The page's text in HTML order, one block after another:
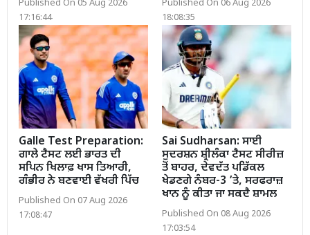
Published On 05 Aug 2026
17:16:44
Published On 06 Aug 2026
18:08:35
Galle Test Preparation:
ਗਾਲੇ ਟੈਸਟ ਲਈ ਭਾਰਤ ਦੀ
ਸਪਿਨ ਖਿਲਾਫ਼ ਖਾਸ ਤਿਆਰੀ,
ਗੰਭੀਰ ਨੇ ਬਣਵਾਈ ਵੱਖਰੀ ਪਿੱਚ
Published On 07 Aug 2026
17:08:47
Sai Sudharsan: ਸਾਈ
ਸੁਦਰਸ਼ਨ ਸ਼੍ਰੀਲੰਕਾ ਟੈਸਟ ਸੀਰੀਜ਼
ਤੋਂ ਬਾਹਰ, ਦੇਵਦੱਤ ਪਡਿੱਕਲ
ਖੇਡਣਗੇ ਨੰਬਰ-3 ’ਤੇ, ਸਰਫਰਾਜ਼
ਖਾਨ ਨੂੰ ਕੀਤਾ ਜਾ ਸਕਦੈ ਸ਼ਾਮਲ
Published On 08 Aug 2026
17:03:54